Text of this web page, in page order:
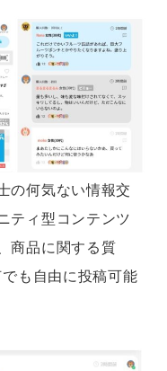
の何気ない情報交
ティ型コンテンツ
商品に関する質
も自由に投稿可能